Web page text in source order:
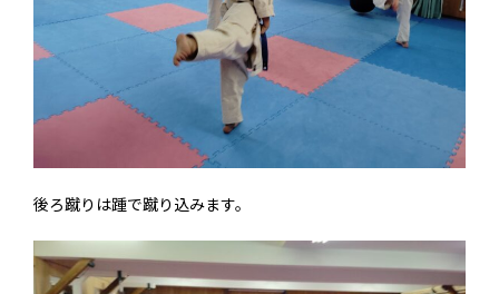
後ろ蹴りは踵で蹴り込みます。